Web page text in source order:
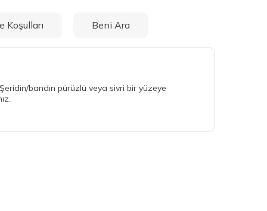
Koşulları Beni Ara
bandın pürüzlü veya sivri bir yüzeye